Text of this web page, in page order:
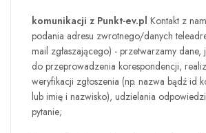
komunikacji z Punkt-ev.pl Kontakt z
podania adresu zwrotnego/danych
mail zgłaszającego) - przetwarzamy dane,
do przeprowadzenia korespondencji,
weryfikacji zgłoszenia (np. nazwa bądź id
lub imię i nazwisko), udzielania
pytanie;